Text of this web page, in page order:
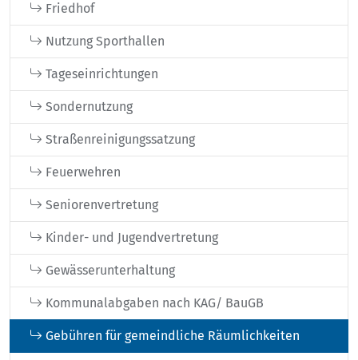
Friedhof
Nutzung Sporthallen
Tageseinrichtungen
Sondernutzung
Straßenreinigungssatzung
Feuerwehren
Seniorenvertretung
Kinder- und Jugendvertretung
Gewässerunterhaltung
Kommunalabgaben nach KAG/ BauGB
Gebühren für gemeindliche Räumlichkeiten